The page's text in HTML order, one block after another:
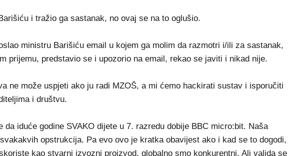
i tražio ga sastanak, no ovaj se na to oglušio.
ministru Barišiću email u kojem ga molim da razmotri i/ili za sastanak,
prijemu, predstavio se i upozorio na email, rekao se javiti i nikad nije.
ne može uspjeti ako ju radi MZOŠ, a mi ćemo hackirati sustav i isporučiti
i društvu.
da iduće godine SVAKO dijete u 7. razredu dobije BBC micro:bit. Naša
opstrukcija. Pa evo ovo je kratka obavijest ako i kad se to dogodi,
kao stvarni izvozni proizvod, globalno smo konkurentni. Ali valjda se